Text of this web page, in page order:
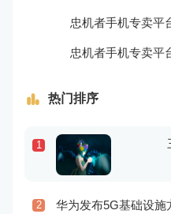
热门排序
1
2 华为发布5G基础设施